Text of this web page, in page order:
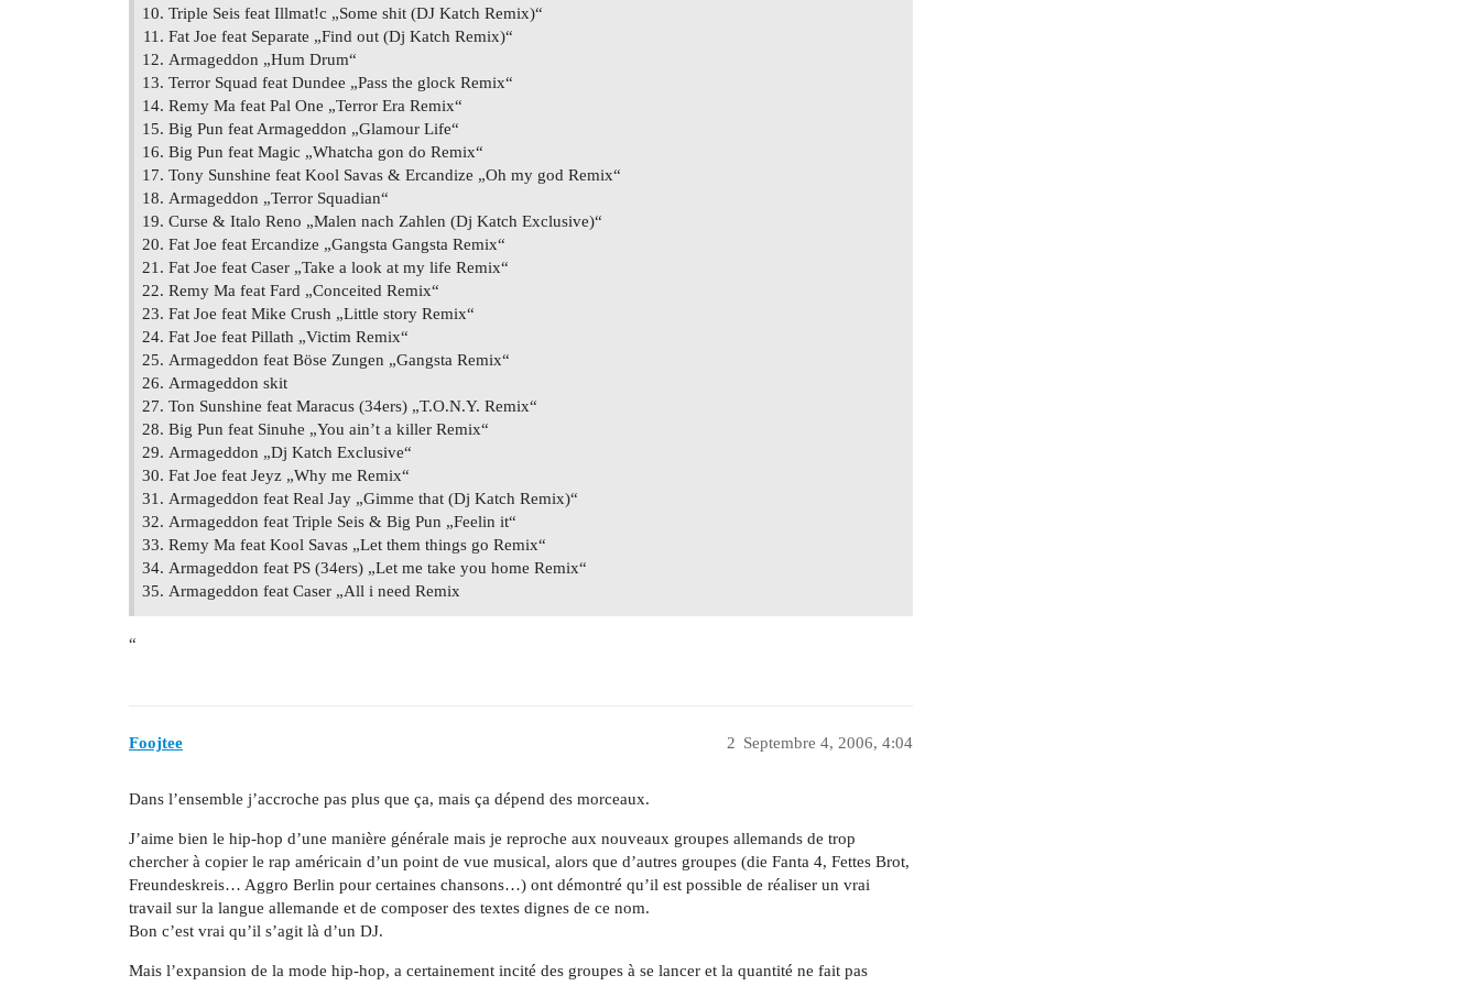
Triple Seis feat Illmat!c „Some shit (DJ Katch Remix)“
Fat Joe feat Separate „Find out (Dj Katch Remix)“
Armageddon „Hum Drum“
Terror Squad feat Dundee „Pass the glock Remix“
Remy Ma feat Pal One „Terror Era Remix“
Big Pun feat Armageddon „Glamour Life“
Big Pun feat Magic „Whatcha gon do Remix“
Tony Sunshine feat Kool Savas & Ercandize „Oh my god Remix“
Armageddon „Terror Squadian“
Curse & Italo Reno „Malen nach Zahlen (Dj Katch Exclusive)“
Fat Joe feat Ercandize „Gangsta Gangsta Remix“
Fat Joe feat Caser „Take a look at my life Remix“
Remy Ma feat Fard „Conceited Remix“
Fat Joe feat Mike Crush „Little story Remix“
Fat Joe feat Pillath „Victim Remix“
Armageddon feat Böse Zungen „Gangsta Remix“
Armageddon skit
Ton Sunshine feat Maracus (34ers) „T.O.N.Y. Remix“
Big Pun feat Sinuhe „You ain’t a killer Remix“
Armageddon „Dj Katch Exclusive“
Fat Joe feat Jeyz „Why me Remix“
Armageddon feat Real Jay „Gimme that (Dj Katch Remix)“
Armageddon feat Triple Seis & Big Pun „Feelin it“
Remy Ma feat Kool Savas „Let them things go Remix“
Armageddon feat PS (34ers) „Let me take you home Remix“
Armageddon feat Caser „All i need Remix
“
Foojtee Septembre 4, 2006, 4:04
2
Dans l’ensemble j’accroche pas plus que ça, mais ça dépend des morceaux.
J’aime bien le hip-hop d’une manière générale mais je reproche aux nouveaux groupes allemands de trop
chercher à copier le rap américain d’un point de vue musical, alors que d’autres groupes (die Fanta 4, Fettes Brot,
Freundeskreis… Aggro Berlin pour certaines chansons…) ont démontré qu’il est possible de réaliser un vrai
travail sur la langue allemande et de composer des textes dignes de ce nom.
Bon c’est vrai qu’il s’agit là d’un DJ.
Mais l’expansion de la mode hip-hop, a certainement incité des groupes à se lancer et la quantité ne fait pas